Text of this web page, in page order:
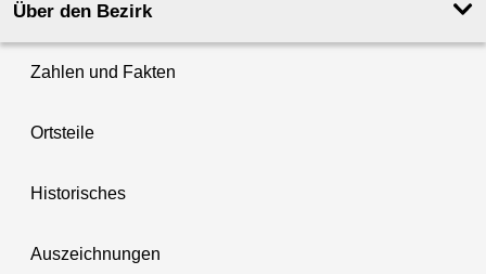
Über den Bezirk
Zahlen und Fakten
Ortsteile
Historisches
Auszeichnungen